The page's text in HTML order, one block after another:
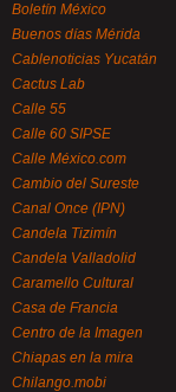
Boletín México
Buenos días Mérida
Cablenoticias Yucatán
Cactus Lab
Calle 55
Calle 60 SIPSE
Calle México.com
Cambio del Sureste
Canal Once (IPN)
Candela Tizimín
Candela Valladolid
Caramello Cultural
Casa de Francia
Centro de la Imagen
Chiapas en la mira
Chilango.mobi